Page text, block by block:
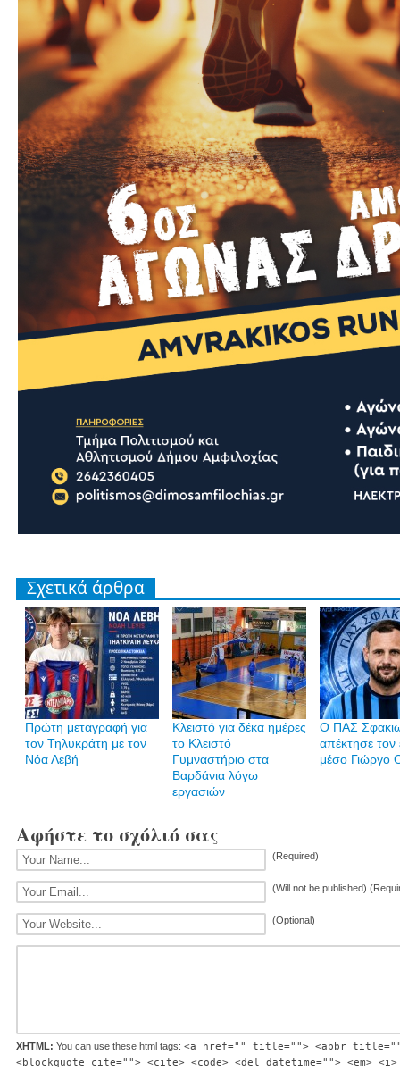
Σχετικά άρθρα
Πρώτη μεταγραφή για
τον Τηλυκράτη με τον
Νόα Λεβή
Κλειστό για δέκα ημέρες
το Κλειστό
Γυμναστήριο στα
Βαρδάνια λόγω
εργασιών
Ο ΠΑΣ
απέκτησε τον
μέσο Γιώργο
Αφήστε το σχόλιό σας
(Required)
(Will not be published)
(Optional)
XHTML: You can use these html tags: <a href="" title=""> <abbr
<blockquote cite=""> <cite> <code> <del datetime=""> <em>